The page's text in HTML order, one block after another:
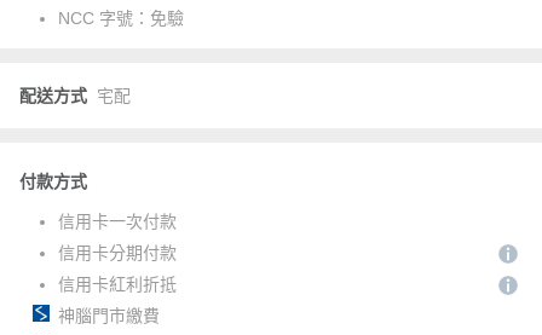
NCC 字號： 免驗
配送方式 宅配
付款方式
信用卡一次付款
信用卡分期付款
信用卡紅利折抵
神腦門市繳費